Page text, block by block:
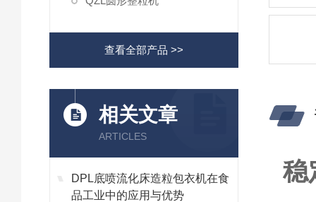
查看全部产品 >>
相关文章
ARTICLES
DPL底喷流化床造粒包衣机在食
品工业中的应用与优势
稳